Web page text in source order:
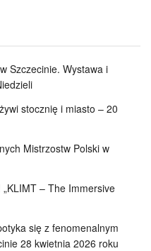
Szczecinie. Wystawa i
stocznię i miasto – 20
Mistrzostw Polski w
– The Immersive
się z fenomenalnym
28 kwietnia 2026 roku